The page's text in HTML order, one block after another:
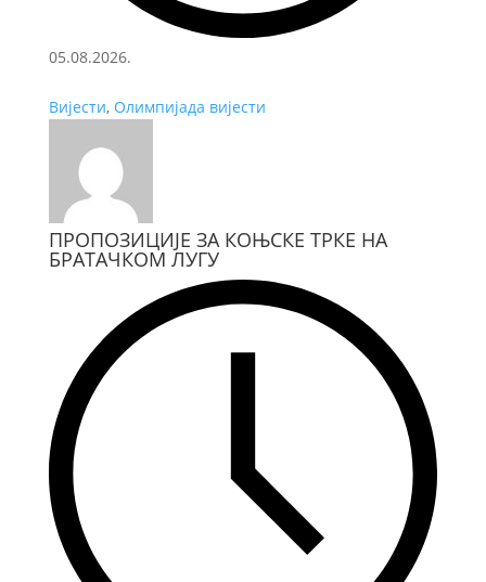
05.08.2026.
Вијести, Олимпијада вијести
ПРОПОЗИЦИЈЕ ЗА КОЊСКЕ ТРКЕ НА
БРАТАЧКОМ ЛУГУ